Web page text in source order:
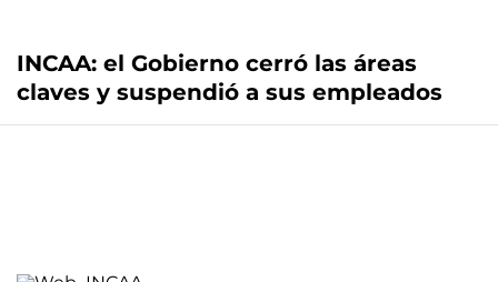
INCAA: el Gobierno cerró las áreas
claves y suspendió a sus empleados